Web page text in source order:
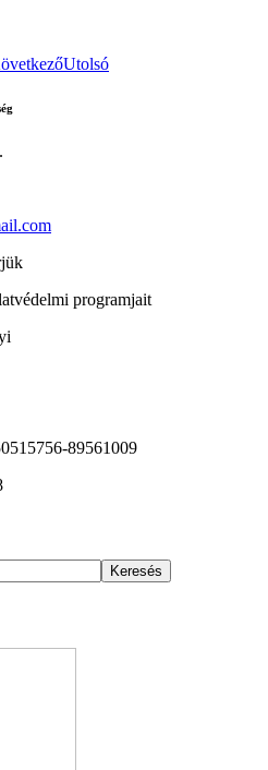
Utolsó
programjait
89561009